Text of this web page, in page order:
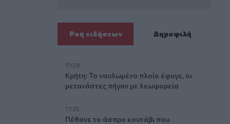
Ροή ειδήσεων Δημοφιλή
17:28
Κρήτη: Το ναυλωμένο πλοίο έφυγε, οι
μετανάστες πήγαν με λεωφορεία
17:25
Πέθανε το άσπρο κουτάβι που